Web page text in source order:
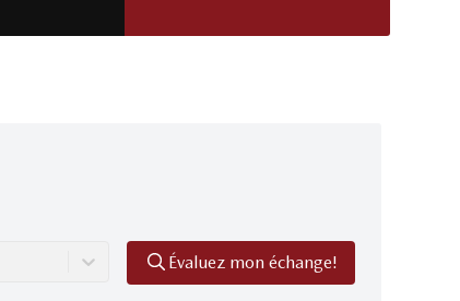
Évaluez mon échange!